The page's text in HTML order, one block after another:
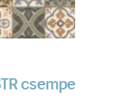
csempe